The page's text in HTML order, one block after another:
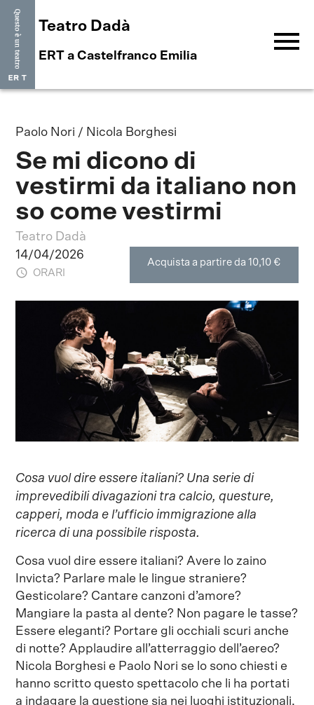
Teatro Dadà
ERT a Castelfranco Emilia menu
Paolo Nori / Nicola Borghesi
Se mi dicono di
vestirmi da italiano non
so come vestirmi
Teatro Dadà
14/04/2026
ORARI
Acquista a partire da 10,10 €
Cosa vuol dire essere italiani? Una serie di
imprevedibili divagazioni tra calcio, questure,
capperi, moda e l’ufficio immigrazione alla
ricerca di una possibile risposta.
Cosa vuol dire essere italiani? Avere lo zaino
Invicta? Parlare male le lingue straniere?
Gesticolare? Cantare canzoni d’amore?
Mangiare la pasta al dente? Non pagare le tasse?
Essere eleganti? Portare gli occhiali scuri anche
di notte? Applaudire all’atterraggio dell’aereo?
Nicola Borghesi e Paolo Nori se lo sono chiesti e
hanno scritto questo spettacolo che li ha portati
a indagare la questione sia nei luoghi istituzionali,